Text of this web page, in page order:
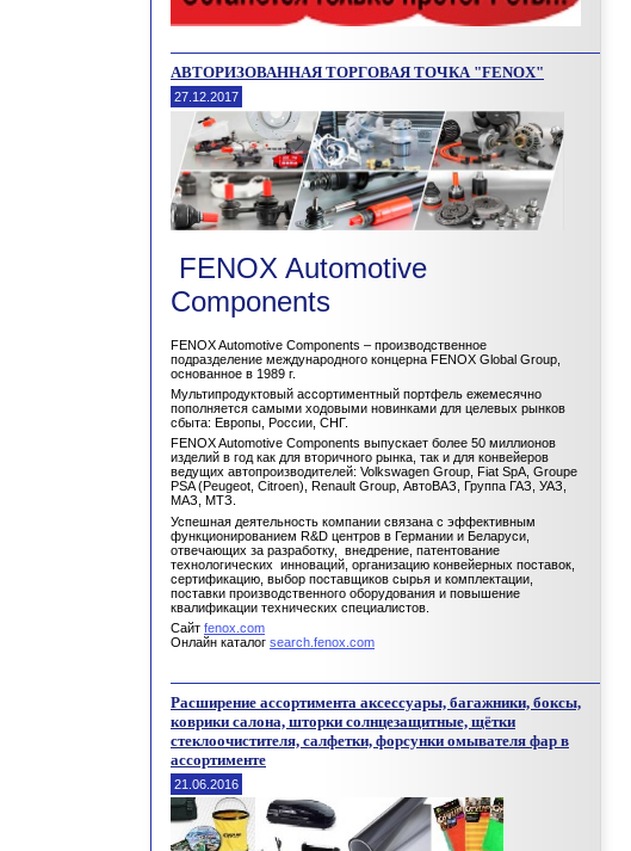
АВТОРИЗОВАННАЯ ТОРГОВАЯ ТОЧКА "FENOX"
27.12.2017
FENOX Automotive
Components
FENOX Automotive Components – производственное
подразделение международного концерна FENOX Global Group,
основанное в 1989 г.
Мультипродуктовый ассортиментный портфель ежемесячно
пополняется самыми ходовыми новинками для целевых рынков
сбыта: Европы, России, СНГ.
FENOX Automotive Components выпускает более 50 миллионов
изделий в год как для вторичного рынка, так и для конвейеров
ведущих автопроизводителей: Volkswagen Group, Fiat SpA, Groupe
PSA (Peugeot, Citroen), Renault Group, АвтоВАЗ, Группа ГАЗ, УАЗ,
МАЗ, МТЗ.
Успешная деятельность компании связана с эффективным
функционированием R&D центров в Германии и Беларуси,
отвечающих за разработку, внедрение, патентование
технологических инноваций, организацию конвейерных поставок,
сертификацию, выбор поставщиков сырья и комплектации,
поставки производственного оборудования и повышение
квалификации технических специалистов.
Сайт fenox.com
Онлайн каталог search.fenox.com
Расширение ассортимента аксессуары, багажники, боксы,
коврики салона, шторки солнцезащитные, щётки
стеклоочистителя, салфетки, форсунки омывателя фар в
ассортименте
21.06.2016